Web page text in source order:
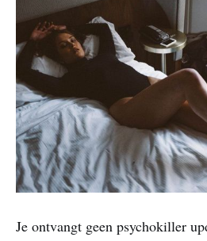
Je ontvangt geen psychokiller